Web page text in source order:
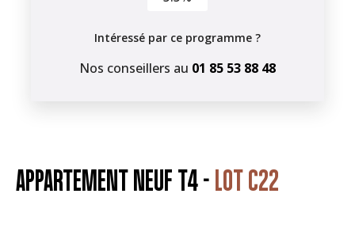
Intéressé par ce programme ?
Nos conseillers au 01 85 53 88 48
APPARTEMENT NEUF T4 - LOT C22